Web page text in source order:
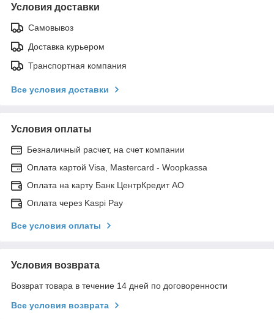
Условия доставки
Самовывоз
Доставка курьером
Транспортная компания
Все условия доставки
Условия оплаты
Безналичный расчет, на счет компании
Оплата картой Visa, Mastercard - Woopkassa
Оплата на карту Банк ЦентрКредит АО
Оплата через Kaspi Pay
Все условия оплаты
Условия возврата
Возврат товара в течение 14 дней по договоренности
Все условия возврата